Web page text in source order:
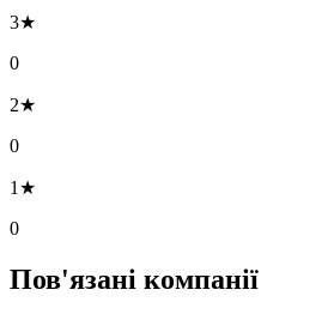
3★
0
2★
0
1★
0
Пов'язані компанії